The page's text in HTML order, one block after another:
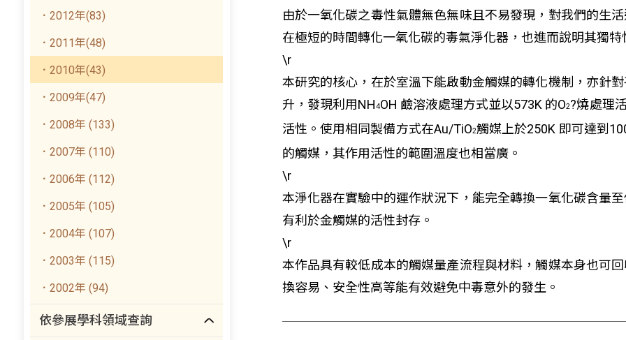
．2012年(83)
．2011年(48)
．2010年(43)
．2009年(47)
．2008年 (133)
．2007年 (110)
．2006年 (112)
．2005年 (105)
．2004年 (107)
．2003年 (115)
．2002年 (94)
依參展學科領域查詢
由於一氧化碳之毒性氣體無色無味且不易發現，對我們的生
在極短的時間轉化一氧化碳的毒氣淨化器，也進而說明其獨特
\r
本研究的核心，在於室溫下能啟動金觸媒的轉化機制，亦針
升，發現利用NH4OH 鹼溶液處理方式並以573K 的O2?燒處理
活性。使用相同製備方式在Au/TiO2觸媒上於250K 即可達到
的觸媒，其作用活性的範圍溫度也相當廣。
\r
本淨化器在實驗中的運作狀況下，能完全轉換一氧化碳含量
有利於金觸媒的活性封存。
\r
本作品具有較低成本的觸媒量產流程與材料，觸媒本身也可
換容易、安全性高等能有效避免中毒意外的發生。